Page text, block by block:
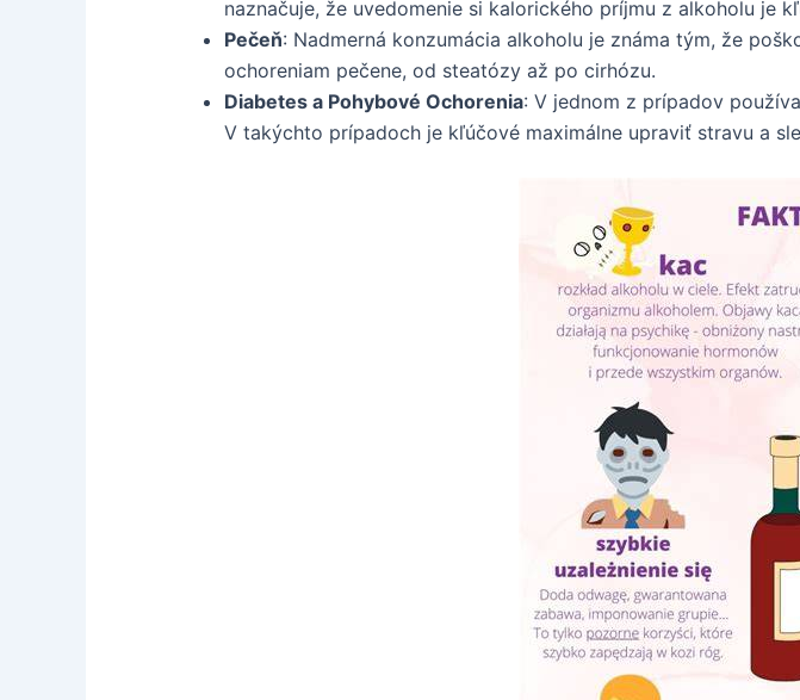
naznačuje, že uvedomenie si kalorického príjmu z alkoholu je
Pečeň: Nadmerná konzumácia alkoholu je známa tým, že
ochoreniam pečene, od steatózy až po cirhózu.
Diabetes a Pohybové Ochorenia: V jednom z prípadov
V takýchto prípadoch je kľúčové maximálne upraviť stravu a